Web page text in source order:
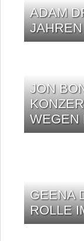
ADAM
JON
WEGEN
GEENA
ROLLE